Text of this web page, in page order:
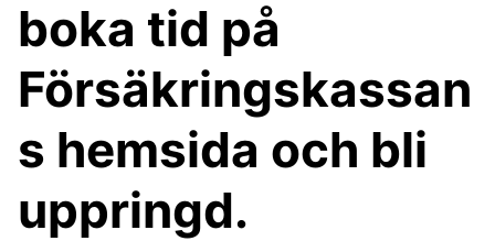
boka tid på
Försäkringskassan
s hemsida och bli
uppringd.